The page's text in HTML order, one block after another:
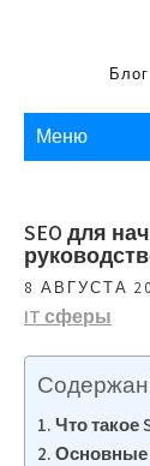
содержимому
Меню
SEO для
8 АВГУСТА
IT сферы
Что такое
Основные